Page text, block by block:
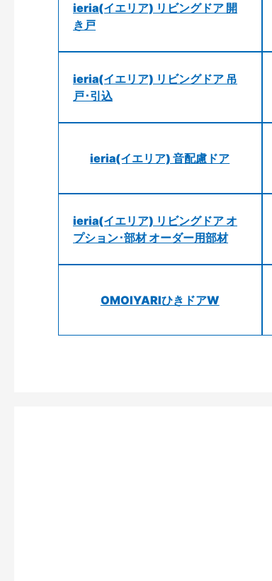
ieria(イエリア) リビングドア 開
き戸
ieria(イエリア) リビングドア 吊
戸･引込
ieria(イエリア) 音配慮ドア
ieria(イエリア) リビングドア オ
プション･部材 オーダー用部材
OMOIYARIひきドアW